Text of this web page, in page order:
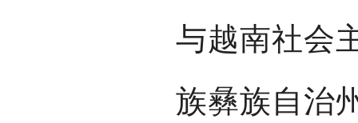
与越南社会
族彝族自治